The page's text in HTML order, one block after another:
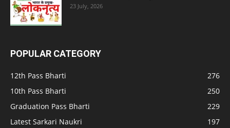
23 July, 2026
POPULAR CATEGORY
12th Pass Bharti
276
10th Pass Bharti
250
Graduation Pass Bharti
229
Latest Sarkari Naukri
197